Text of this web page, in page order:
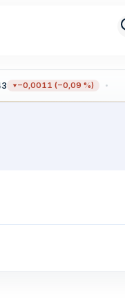
−0,0011 (−0,09 %)